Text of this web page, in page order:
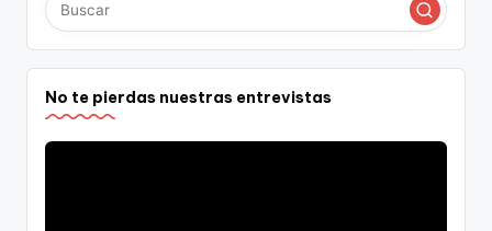
No te pierdas nuestras entrevistas